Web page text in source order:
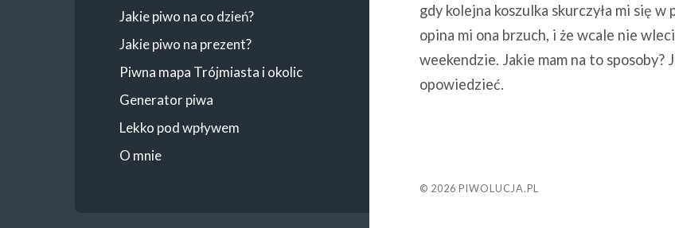
Jakie piwo na co dzień?
Jakie piwo na prezent?
Piwna mapa Trójmiasta i okolic
Generator piwa
Lekko pod wpływem
O mnie
gdy kolejna koszulka skurczyła mi się
opina mi ona brzuch, i że wcale nie
weekendzie. Jakie mam na to sposoby?
opowiedzieć.
© 2026 PIWOLUCJA.PL